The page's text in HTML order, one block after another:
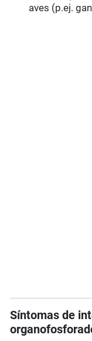
aves (p.ej.
Síntomas de